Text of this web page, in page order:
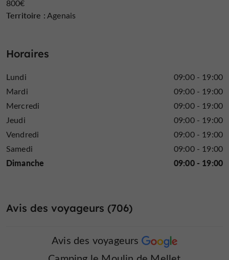
Parle espagnol Piscine
emporter
800€
Territoire :Agenais
Horaires
Lundi
09:00 - 19:00
Mardi
09:00 - 19:00
Mercredi
09:00 - 19:00
Jeudi
09:00 - 19:00
Vendredi
09:00 - 19:00
Samedi
09:00 - 19:00
Dimanche 09:00 - 19:00
Avis des voyageurs (706)
Avis des voyageurs